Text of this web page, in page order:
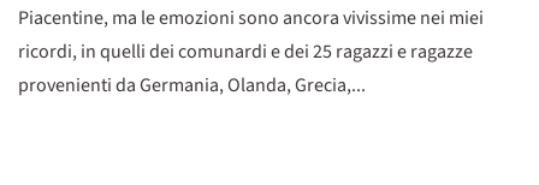
Piacentine, ma le emozioni sono ancora vivissime nei miei
ricordi, in quelli dei comunardi e dei 25 ragazzi e ragazze
provenienti da Germania, Olanda, Grecia,...